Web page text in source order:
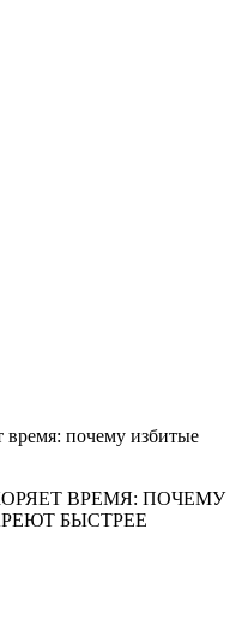
время: почему избитые
ВРЕМЯ: ПОЧЕМУ
БЫСТРЕЕ